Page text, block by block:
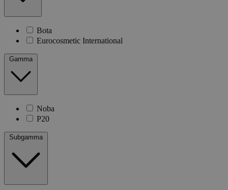
Bota
Eurocosmetic International
Gamma
Noba
P20
Subgamma